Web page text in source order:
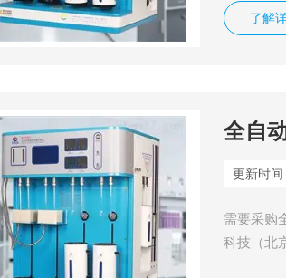
产、销售
了解
全自
更新时间
需要采购
科技（北